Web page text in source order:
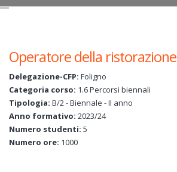
Operatore della ristorazione
Delegazione-CFP: Foligno
Categoria corso: 1.6 Percorsi biennali
Tipologia: B/2 - Biennale - II anno
Anno formativo: 2023/24
Numero studenti: 5
Numero ore: 1000